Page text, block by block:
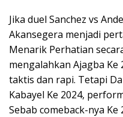
Jika duel Sanchez vs
Akansegera menjadi
Menarik Perhatian
mengalahkan Ajagba
taktis dan rapi. Tetapi
Kabayel Ke 2024,
Sebab comeback-nya